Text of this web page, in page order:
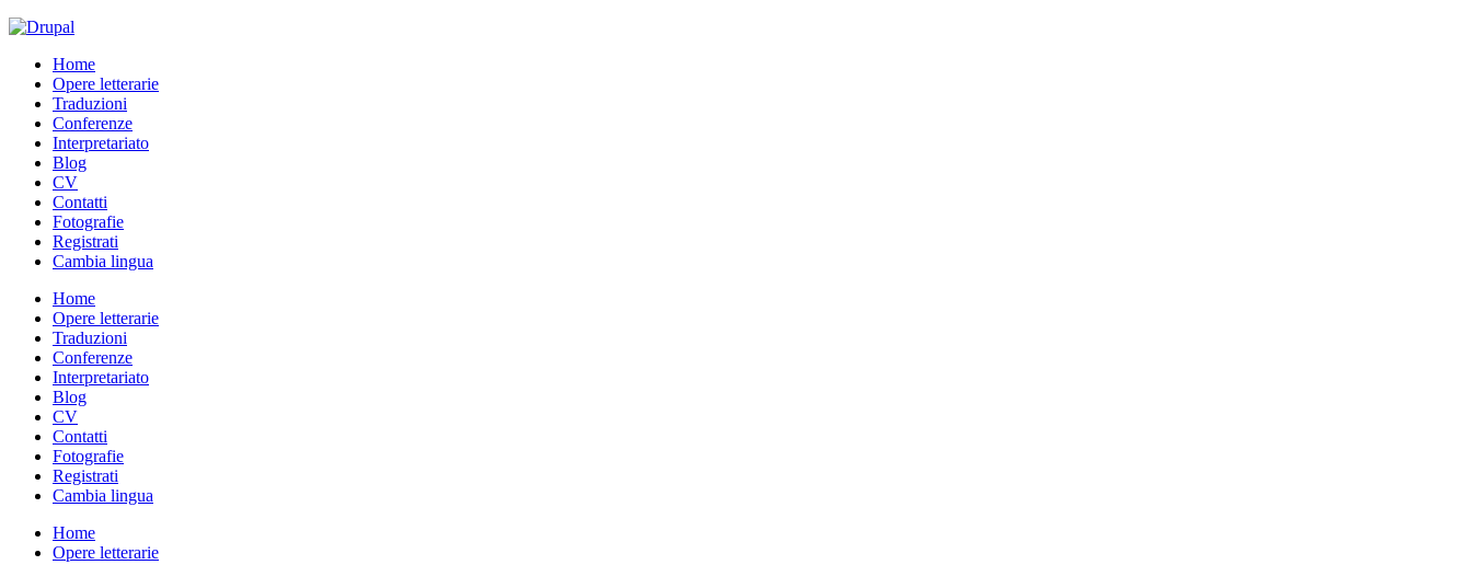
Home
Opere letterarie
Traduzioni
Conferenze
Interpretariato
Blog
CV
Contatti
Fotografie
Registrati
Cambia lingua
Home
Opere letterarie
Traduzioni
Conferenze
Interpretariato
Blog
CV
Contatti
Fotografie
Registrati
Cambia lingua
Home
Opere letterarie